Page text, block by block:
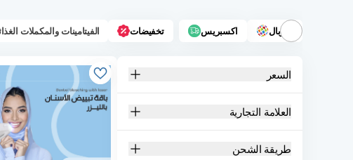
جلوبال اكسبريس تخفيضات الفيتامينات والمكملات
السعر
العلامة التجارية
طريقة الشحن